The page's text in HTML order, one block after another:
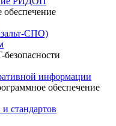
СПО)
информации
обеспечение
стандартов